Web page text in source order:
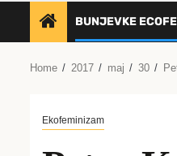
BUNJEVKE
Home 2017 maj 30
Ekofeminizam